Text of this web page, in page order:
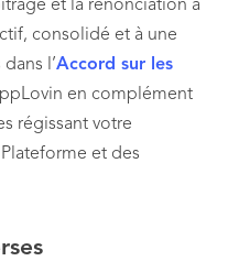
et la renonciation à
consolidé et à une
l’Accord sur les
en complément
régissant votre
et des